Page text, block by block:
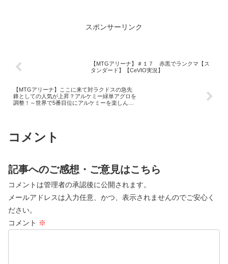
スポンサーリンク
【MTGアリーナ】＃１７ 赤黒でランクマ【ス
タンダード】【CeVIO実況】
【MTGアリーナ】ここに来て対ラクドスの急先
鋒としての人気が上昇？アルケミー緑単アグロを
調整！～世界で5番目位にアルケミーを楽しんで
コメント
記事へのご感想・ご意見はこちら
コメントは管理者の承認後に公開されます。
メールアドレスは入力任意、かつ、表示されませんのでご安心く
ださい。
コメント ※